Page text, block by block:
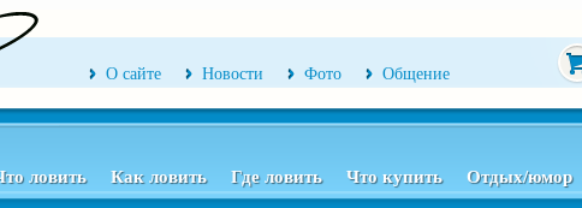
О сайте Новости Фото Общение
ловить Как ловить Где ловить Что купить Отдых/юмор